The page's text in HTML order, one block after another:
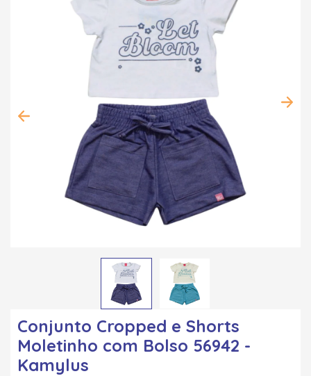
Conjunto Cropped e Shorts
Moletinho com Bolso 56942 -
Kamylus